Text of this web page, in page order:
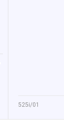
525i/01